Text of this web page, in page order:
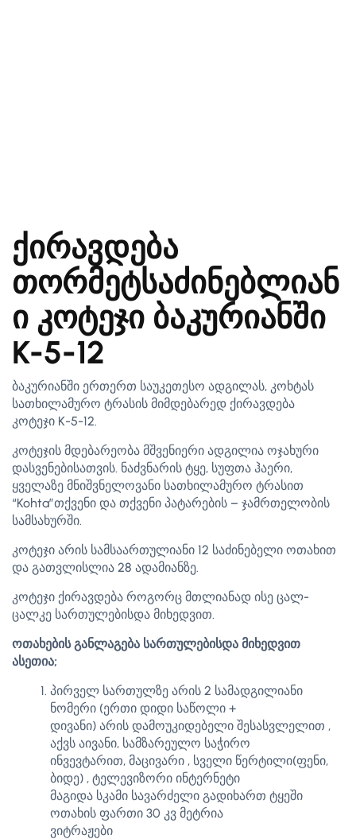
ქირავდება
თორმეტსაძინებლიან
ი კოტეჯი ბაკურიანში
K-5-12
ბაკურიანში ერთერთ საუკეთესო ადგილას, კოხტას
სათხილამურო ტრასის მიმდებარედ ქირავდება
კოტეჯი K-5-12.
კოტეჯის მდებარეობა მშვენიერი ადგილია ოჯახური
დასვენებისათვის. ნაძვნარის ტყე, სუფთა ჰაერი,
ყველაზე მნიშვნელოვანი სათხილამურო ტრასით
“Kohta”თქვენი და თქვენი პატარების – ჯამრთელობის
სამსახურში.
კოტეჯი არის სამსაართულიანი 12 საძინებელი ოთახით
და გათვლისლია 28 ადამიანზე.
კოტეჯი ქირავდება როგორც მთლიანად ისე ცალ-
ცალკე სართულებისდა მიხედვით.
ოთახების განლაგება სართულებისდა მიხედვით
ასეთია;
პირველ სართულზე არის 2 სამადგილიანი
ნომერი (ერთი დიდი საწოლი +
დივანი) არის დამოუკიდებელი შესასვლელით ,
აქვს აივანი, სამზარეულო საჭირო
ინვევტარით, მაცივარი , სველი წერტილი(ფენი,
ბიდე) , ტელევიზორი ინტერნეტი
მაგიდა სკამი სავარძელი გადიხართ ტყეში
ოთახის ფართი 30 კვ მეტრია
ვიტრაჟები